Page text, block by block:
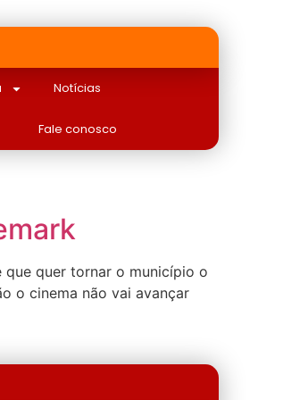
Notícias
Fale conosco
quer tornar o município o
o cinema não vai avançar